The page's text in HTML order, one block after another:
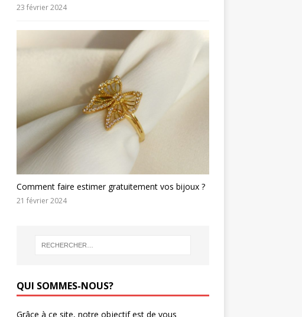
23 février 2024
Comment faire estimer gratuitement vos bijoux ?
21 février 2024
QUI SOMMES-NOUS?
Grâce à ce site, notre objectif est de vous